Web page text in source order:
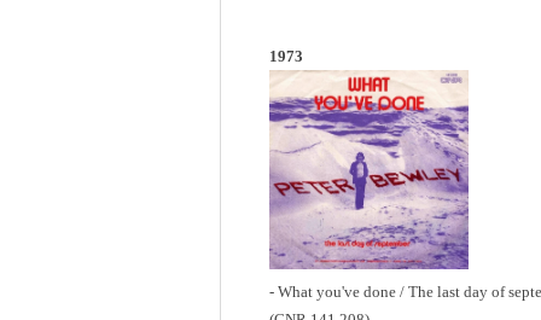
1973
- What you've done / The last day of